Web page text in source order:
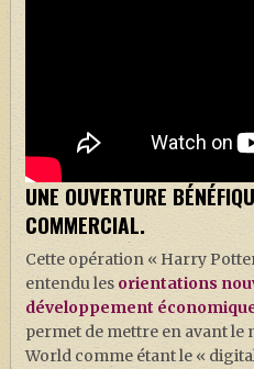
UNE OUVERTURE
COMMERCIAL.
Cette opération « Harry
entendu les orientations
développement
permet de mettre en avant le
World comme étant le «